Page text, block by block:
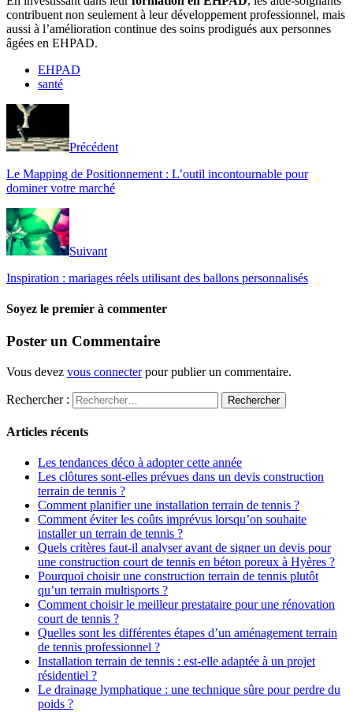
contribuent non seulement à leur développement professionnel, mais
aussi à l’amélioration continue des soins prodigués aux personnes
âgées en EHPAD.
EHPAD
santé
Précédent
Le Mapping de Positionnement : L’outil incontournable pour
dominer votre marché
Suivant
Inspiration : mariages réels utilisant des ballons personnalisés
Soyez le premier à commenter
Poster un Commentaire
Vous devez vous connecterpour publier un commentaire.
Rechercher :
Articles récents
Les tendances déco à adopter cette année
Les clôtures sont-elles prévues dans un devis construction
terrain de tennis ?
Comment planifier une installation terrain de tennis ?
Comment éviter les coûts imprévus lorsqu’on souhaite
installer un terrain de tennis ?
Quels critères faut-il analyser avant de signer un devis pour
une construction court de tennis en béton poreux à Hyères ?
Pourquoi choisir une construction terrain de tennis plutôt
qu’un terrain multisports ?
Comment choisir le meilleur prestataire pour une rénovation
court de tennis ?
Quelles sont les différentes étapes d’un aménagement terrain
de tennis professionnel ?
Installation terrain de tennis : est-elle adaptée à un projet
résidentiel ?
Le drainage lymphatique : une technique sûre pour perdre du
poids ?